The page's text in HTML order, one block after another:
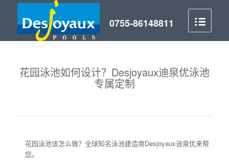
花园泳池如何设计？Desjoyaux迪泉优泳池
专属定制
花园泳池该怎么做？全球知名泳池建造商Desjoyaux迪泉优来帮
您。